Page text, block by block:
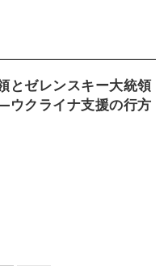
とゼレンスキー大統領
クライナ支援の行方